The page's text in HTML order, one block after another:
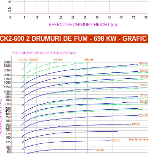
600 2 DRUMURI DE FUM - 698 KW -